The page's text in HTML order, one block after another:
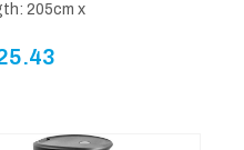
205cm x